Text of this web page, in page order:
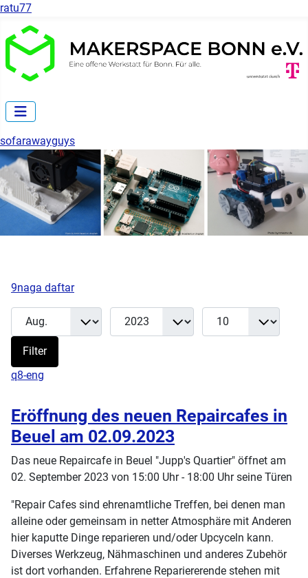
ratu77
sofarawayguys
9naga daftar
Filter
Monat Jahr Anzeige #
Filter
q8-eng
Eröffnung des neuen Repaircafes in
Beuel am 02.09.2023
Das neue Repaircafe in Beuel "Jupp's Quartier" öffnet am
02. September 2023 von 15:00 Uhr - 18:00 Uhr seine Türen
"Repair Cafes sind ehrenamtliche Treffen, bei denen man
alleine oder gemeinsam in netter Atmosphäre mit Anderen
hier kaputte Dinge reparieren und/oder Upcyceln kann.
Diverses Werkzeug, Nähmaschinen und anderes Zubehör
ist dort vorhanden. Erfahrene Repariererende stehen mit